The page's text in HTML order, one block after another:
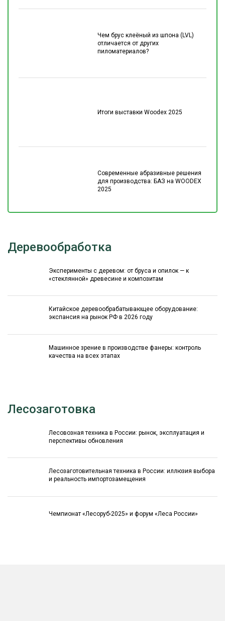
Чем брус клеёный из шпона (LVL)
отличается от других
пиломатериалов?
Итоги выставки Woodex 2025
Современные абразивные решения
для производства: БАЗ на WOODEX
2025
Деревообработка
Эксперименты с деревом: от бруса и опилок — к
«стеклянной» древесине и композитам
Китайское деревообрабатывающее оборудование:
экспансия на рынок РФ в 2026 году
Машинное зрение в производстве фанеры: контроль
качества на всех этапах
Лесозаготовка
Лесовозная техника в России: рынок, эксплуатация и
перспективы обновления
Лесозаготовительная техника в России: иллюзия выбора
и реальность импортозамещения
Чемпионат «Лесоруб-2025» и форум «Леса России»